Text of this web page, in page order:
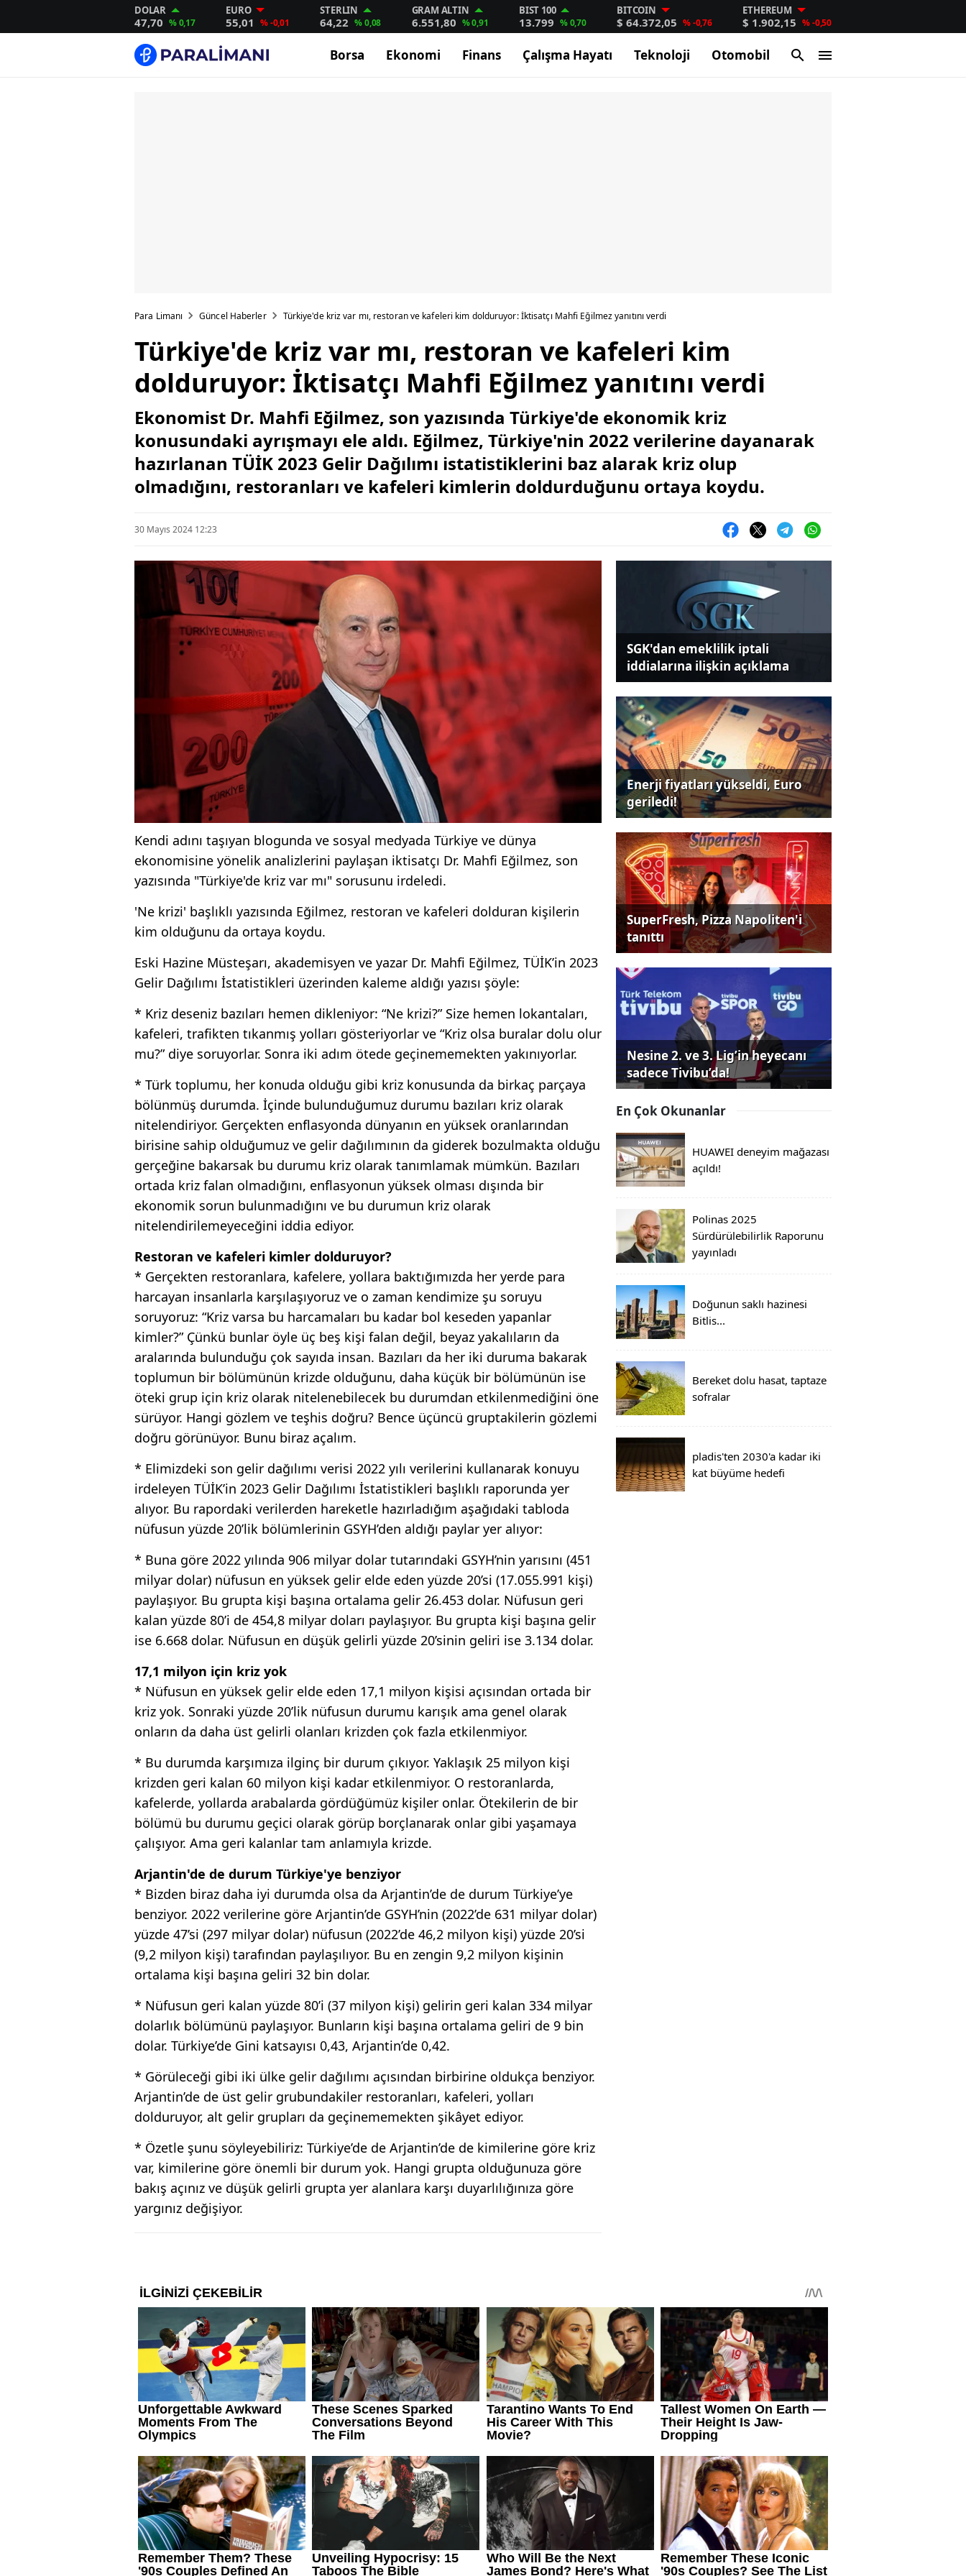
DOLAR
47,70 % 0,17
EURO
55,01 % -0,01
STERLIN
64,22 % 0,08
GRAM ALTIN
6.551,80 % 0,91
BIST 100
13.799 % 0,70
BITCOIN
$ 64.372,05 % -0,76
ETHEREUM
$ 1.902,15 % -0,50
Borsa Ekonomi Finans Çalışma Hayatı Teknoloji Otomobil
Para Limanı Güncel Haberler Türkiye'de kriz var mı, restoran ve kafeleri kim dolduruyor: İktisatçı Mahfi Eğilmez yanıtını verdi
Türkiye'de kriz var mı, restoran ve kafeleri kim
dolduruyor: İktisatçı Mahfi Eğilmez yanıtını verdi
Ekonomist Dr. Mahfi Eğilmez, son yazısında Türkiye'de ekonomik kriz
konusundaki ayrışmayı ele aldı. Eğilmez, Türkiye'nin 2022 verilerine dayanarak
hazırlanan TÜİK 2023 Gelir Dağılımı istatistiklerini baz alarak kriz olup
olmadığını, restoranları ve kafeleri kimlerin doldurduğunu ortaya koydu.
30 Mayıs 2024 12:23
Kendi adını taşıyan blogunda ve sosyal medyada Türkiye ve dünya
ekonomisine yönelik analizlerini paylaşan iktisatçı Dr. Mahfi Eğilmez, son
yazısında "Türkiye'de kriz var mı" sorusunu irdeledi.
'Ne krizi' başlıklı yazısında Eğilmez, restoran ve kafeleri dolduran kişilerin
kim olduğunu da ortaya koydu.
Eski Hazine Müsteşarı, akademisyen ve yazar Dr. Mahfi Eğilmez, TÜİK’in 2023
Gelir Dağılımı İstatistikleri üzerinden kaleme aldığı yazısı şöyle:
* Kriz deseniz bazıları hemen dikleniyor: “Ne krizi?” Size hemen lokantaları,
kafeleri, trafikten tıkanmış yolları gösteriyorlar ve “Kriz olsa buralar dolu olur
mu?” diye soruyorlar. Sonra iki adım ötede geçinememekten yakınıyorlar.
* Türk toplumu, her konuda olduğu gibi kriz konusunda da birkaç parçaya
bölünmüş durumda. İçinde bulunduğumuz durumu bazıları kriz olarak
nitelendiriyor. Gerçekten enflasyonda dünyanın en yüksek oranlarından
birisine sahip olduğumuz ve gelir dağılımının da giderek bozulmakta olduğu
gerçeğine bakarsak bu durumu kriz olarak tanımlamak mümkün. Bazıları
ortada kriz falan olmadığını, enflasyonun yüksek olması dışında bir
ekonomik sorun bulunmadığını ve bu durumun kriz olarak
nitelendirilemeyeceğini iddia ediyor.
Restoran ve kafeleri kimler dolduruyor?
* Gerçekten restoranlara, kafelere, yollara baktığımızda her yerde para
harcayan insanlarla karşılaşıyoruz ve o zaman kendimize şu soruyu
soruyoruz: “Kriz varsa bu harcamaları bu kadar bol keseden yapanlar
kimler?” Çünkü bunlar öyle üç beş kişi falan değil, beyaz yakalıların da
aralarında bulunduğu çok sayıda insan. Bazıları da her iki duruma bakarak
toplumun bir bölümünün krizde olduğunu, daha küçük bir bölümünün ise
öteki grup için kriz olarak nitelenebilecek bu durumdan etkilenmediğini öne
sürüyor. Hangi gözlem ve teşhis doğru? Bence üçüncü gruptakilerin gözlemi
doğru görünüyor. Bunu biraz açalım.
* Elimizdeki son gelir dağılımı verisi 2022 yılı verilerini kullanarak konuyu
irdeleyen TÜİK’in 2023 Gelir Dağılımı İstatistikleri başlıklı raporunda yer
alıyor. Bu rapordaki verilerden hareketle hazırladığım aşağıdaki tabloda
nüfusun yüzde 20’lik bölümlerinin GSYH’den aldığı paylar yer alıyor:
* Buna göre 2022 yılında 906 milyar dolar tutarındaki GSYH’nin yarısını (451
milyar dolar) nüfusun en yüksek gelir elde eden yüzde 20’si (17.055.991 kişi)
paylaşıyor. Bu grupta kişi başına ortalama gelir 26.453 dolar. Nüfusun geri
kalan yüzde 80’i de 454,8 milyar doları paylaşıyor. Bu grupta kişi başına gelir
ise 6.668 dolar. Nüfusun en düşük gelirli yüzde 20’sinin geliri ise 3.134 dolar.
17,1 milyon için kriz yok
* Nüfusun en yüksek gelir elde eden 17,1 milyon kişisi açısından ortada bir
kriz yok. Sonraki yüzde 20’lik nüfusun durumu karışık ama genel olarak
onların da daha üst gelirli olanları krizden çok fazla etkilenmiyor.
* Bu durumda karşımıza ilginç bir durum çıkıyor. Yaklaşık 25 milyon kişi
krizden geri kalan 60 milyon kişi kadar etkilenmiyor. O restoranlarda,
kafelerde, yollarda arabalarda gördüğümüz kişiler onlar. Ötekilerin de bir
bölümü bu durumu geçici olarak görüp borçlanarak onlar gibi yaşamaya
çalışıyor. Ama geri kalanlar tam anlamıyla krizde.
Arjantin'de de durum Türkiye'ye benziyor
* Bizden biraz daha iyi durumda olsa da Arjantin’de de durum Türkiye’ye
benziyor. 2022 verilerine göre Arjantin’de GSYH’nin (2022’de 631 milyar dolar)
yüzde 47’si (297 milyar dolar) nüfusun (2022’de 46,2 milyon kişi) yüzde 20’si
(9,2 milyon kişi) tarafından paylaşılıyor. Bu en zengin 9,2 milyon kişinin
ortalama kişi başına geliri 32 bin dolar.
* Nüfusun geri kalan yüzde 80’i (37 milyon kişi) gelirin geri kalan 334 milyar
dolarlık bölümünü paylaşıyor. Bunların kişi başına ortalama geliri de 9 bin
dolar. Türkiye’de Gini katsayısı 0,43, Arjantin’de 0,42.
* Görüleceği gibi iki ülke gelir dağılımı açısından birbirine oldukça benziyor.
Arjantin’de de üst gelir grubundakiler restoranları, kafeleri, yolları
dolduruyor, alt gelir grupları da geçinememekten şikâyet ediyor.
* Özetle şunu söyleyebiliriz: Türkiye’de de Arjantin’de de kimilerine göre kriz
var, kimilerine göre önemli bir durum yok. Hangi grupta olduğunuza göre
bakış açınız ve düşük gelirli grupta yer alanlara karşı duyarlılığınıza göre
yargınız değişiyor.
SGK'dan emeklilik iptali
iddialarına ilişkin açıklama
Enerji fiyatları yükseldi, Euro
geriledi!
SuperFresh, Pizza Napoliten'i
tanıttı
Nesine 2. ve 3. Lig’in heyecanı
sadece Tivibu’da!
En Çok Okunanlar
HUAWEI deneyim mağazası
açıldı!
Polinas 2025
Sürdürülebilirlik Raporunu
yayınladı
Doğunun saklı hazinesi
Bitlis...
Bereket dolu hasat, taptaze
sofralar
pladis'ten 2030'a kadar iki
kat büyüme hedefi